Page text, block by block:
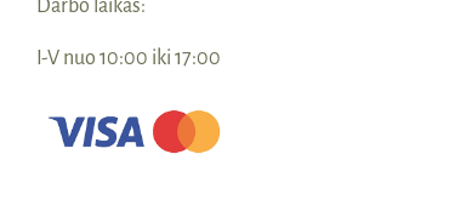
Darbo laikas:
I-V nuo 10:00 iki 17:00